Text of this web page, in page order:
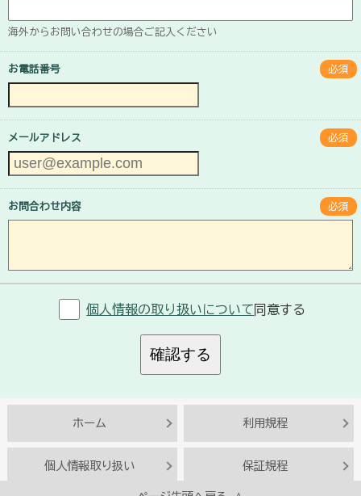
海外からお問い合わせの場合ご記入ください
お電話番号 必須
メールアドレス 必須
お問合わせ内容 必須
個人情報の取り扱いについて 同意する
確認する
ホーム 利用規程
個人情報取り扱い 保証規程